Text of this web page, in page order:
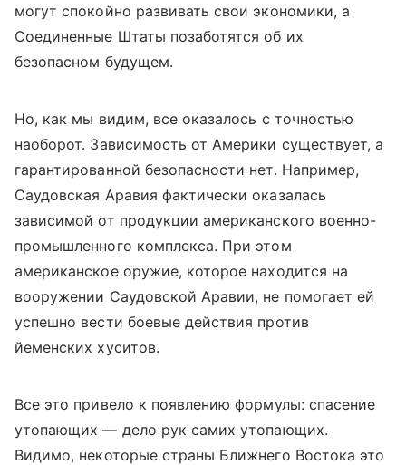
могут спокойно развивать свои экономики, а
Соединенные Штаты позаботятся об их
безопасном будущем.
Но, как мы видим, все оказалось с точностью
наоборот. Зависимость от Америки существует, а
гарантированной безопасности нет. Например,
Саудовская Аравия фактически оказалась
зависимой от продукции американского военно-
промышленного комплекса. При этом
американское оружие, которое находится на
вооружении Саудовской Аравии, не помогает ей
успешно вести боевые действия против
йеменских хуситов.
Все это привело к появлению формулы: спасение
утопающих — дело рук самих утопающих.
Видимо, некоторые страны Ближнего Востока это